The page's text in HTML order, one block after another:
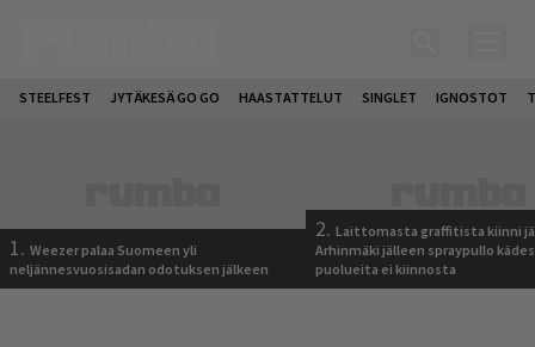
STEELFEST JYTÄKESÄ GO GO HAASTATTELUT SINGLET IGNOSTOT
1. Weezer palaa Suomeen yli
neljännesvuosisadan odotuksen jälkeen
2. Laittomasta graffitista kiinni
Arhinmäki jälleen spraypullo
puolueita ei kiinnosta